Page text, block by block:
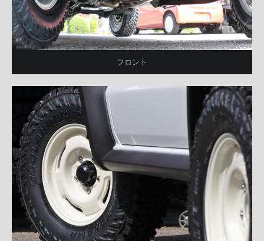
フロント